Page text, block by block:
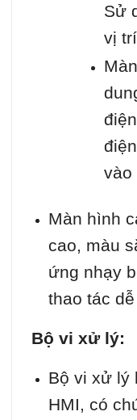
Sử
vị
vào
Màn hình
cao, màu
ứng nhạy
thao tác
Bộ vi xử lý:
Bộ vi xử lý
HMI, có